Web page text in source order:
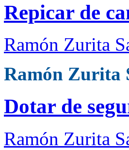
Repicar de
Ramón Zurita
Ramón Zurita
Dotar de
Ramón Zurita